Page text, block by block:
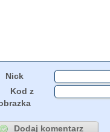
Nick
Kod z